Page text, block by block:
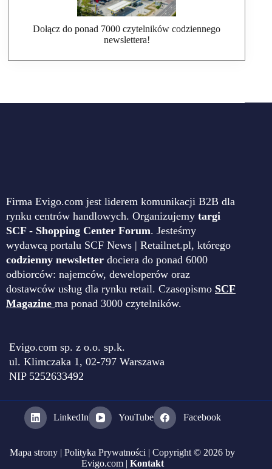
Dołącz do ponad 7000 czytelników codziennego
newslettera!
Firma Evigo.com jest liderem komunikacji B2B dla
rynku centrów handlowych. Organizujemy targi
SCF - Shopping Center Forum. Jesteśmy
wydawcą portalu SCF News | Retailnet.pl, którego
codzienny newsletter dociera do ponad 6000
odbiorców: najemców, deweloperów oraz
dostawców usług dla rynku retail. Czasopismo SCF
Magazine ma ponad 3000 czytelników.
Evigo.com sp. z o.o. sp.k.
ul. Klimczaka 1, 02-797 Warszawa
NIP 5252633492
LinkedIn YouTube Facebook
Mapa strony |Polityka Prywatności | Copyright © 2026 by
Evigo.com | Kontakt